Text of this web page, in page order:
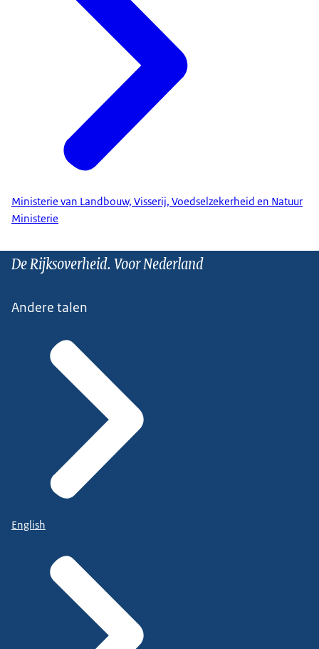
Ministerie van Landbouw, Visserij, Voedselzekerheid en Natuur
Ministerie
De Rijksoverheid. Voor Nederland
Andere talen
English